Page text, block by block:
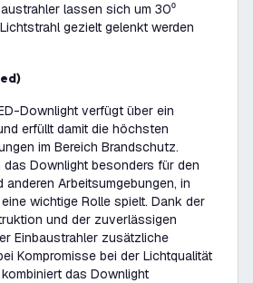
lassen sich um 30⁰
gezielt gelenkt werden
Downlight verfügt über ein
erfüllt damit die höchsten
im Bereich Brandschutz.
Downlight besonders für den
anderen Arbeitsumgebungen, in
wichtige Rolle spielt. Dank der
und der zuverlässigen
Einbaustrahler zusätzliche
Kompromisse bei der Lichtqualität
das Downlight